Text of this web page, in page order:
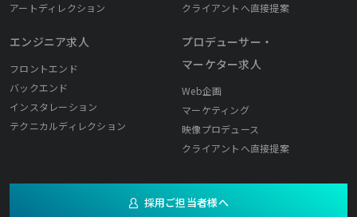
アートディレクション
エンジニア求人
フロントエンド
バックエンド
インスタレーション
テクニカルディレクション
クライアントへ直接提案
プロデューサー・
マーケター求人
Web企画
マーケティング
映像プロデュース
クライアントへ直接提案
採用ご担当者様へ